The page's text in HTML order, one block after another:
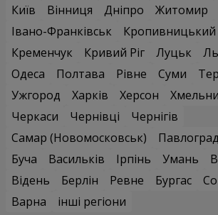
Київ
Вінниця Дніпро Житомир
Івано-Франківськ
Кропивницький
Кременчук
Кривий Ріг Луцьк
Одеса
Полтава Рівне Суми
Ужгород
Харків Херсон
Черкаси
Чернівці
Чернігів
Самар (Новомосковськ)
Павлоград
Буча
Васильків Ірпінь Умань
Відень
Берлін Ревне Бургас
Варна
інші регіони